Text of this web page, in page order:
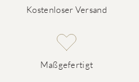
Kostenloser Versand
Maßgefertigt